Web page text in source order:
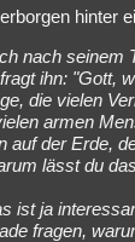
hinter
nach seinem
ihn: "Gott,
die vielen
armen
auf der Erde,
lässt du
ist ja
fragen,